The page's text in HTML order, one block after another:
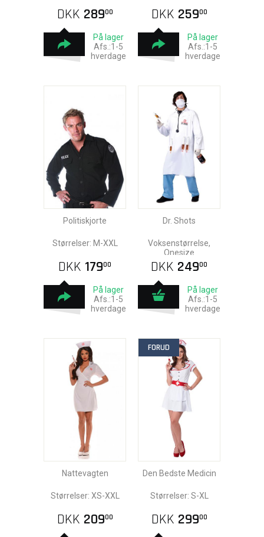
DKK 28900
På lager
Afs.:1-5
hverdage
DKK 25900
På lager
Afs.:1-5
hverdage
Politiskjorte
Størrelser: M-XXL
DKK 17900
På lager
Afs.:1-5
hverdage
Dr. Shots
Voksenstørrelse,
Onesize
DKK 24900
På lager
Afs.:1-5
hverdage
Nattevagten
Størrelser: XS-XXL
DKK 20900
FORUD
Den Bedste Medicin
Størrelser: S-XL
DKK 29900